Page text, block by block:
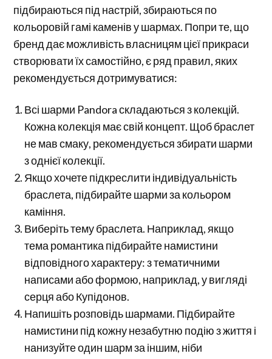
підбираються під настрій, збираються по
кольоровій гамі каменів у шармах. Попри те, що
бренд дає можливість власницям цієї прикраси
створювати їх самостійно, є ряд правил, яких
рекомендується дотримуватися:
Всі шарми Pandora складаються з колекцій.
Кожна колекція має свій концепт. Щоб браслет
не мав смаку, рекомендується збирати шарми
з однієї колекції.
Якщо хочете підкреслити індивідуальність
браслета, підбирайте шарми за кольором
каміння.
Виберіть тему браслета. Наприклад, якщо
тема романтика підбирайте намистини
відповідного характеру: з тематичними
написами або формою, наприклад, у вигляді
серця або Купідонов.
Напишіть розповідь шармами. Підбирайте
намистини під кожну незабутню подію з життя і
нанизуйте один шарм за іншим, ніби